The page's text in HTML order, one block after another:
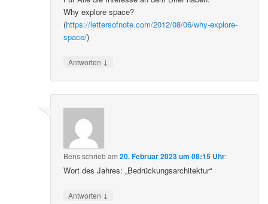
Why explore space?
(https://lettersofnote.com/2012/08/06/why-explore-
space/)
Antworten ↓
Bensschriebam20. Februar 2023 um 08:15 Uhr:
Wort des Jahres: „Bedrückungsarchitektur“
Antworten ↓